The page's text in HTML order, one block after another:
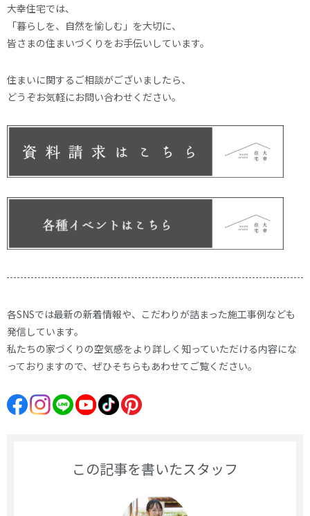
大幸住宅では、
「暮らしを、自然を愉しむ」を大切に、
皆さまの住まいづくりをお手伝いしています。
住まいに関するご相談がございましたら、
どうぞお気軽にお問い合わせください。
各SNSでは最新の新着情報や、こだわりが詰まった施工事例なども
発信しています。
私たちの家づくりの空気感をより詳しく知っていただける内容にな
っておりますので、ぜひそちらもあわせてご覧ください。
この記事を書いたスタッフ